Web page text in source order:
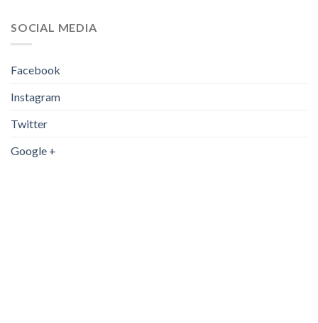
SOCIAL MEDIA
Facebook
Instagram
Twitter
Google +